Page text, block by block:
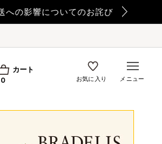
カート
0
お気に入り メニュー